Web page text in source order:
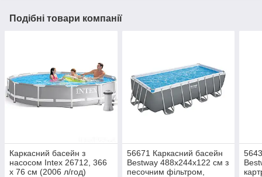
Подібні товари компанії
Каркасний басейн з
насосом Intex 26712, 366
x 76 см (2006 л/год)
56671 Каркасний басейн
Bestway 488х244х122 см з
песочним фільтром,